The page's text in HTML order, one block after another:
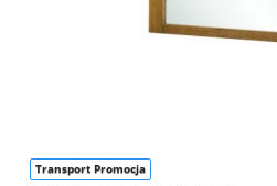
Transport Promocja